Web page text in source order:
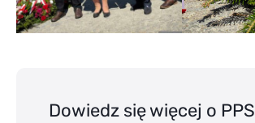
Dowiedz się więcej o PPS